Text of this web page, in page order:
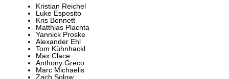
Kristian Reichel
Luke Esposito
Kris Bennett
Matthias Plachta
Yannick Proske
Alexander Ehl
Tom Kühnhackl
Max Clace
Anthony Greco
Marc Michaelis
Zach Solow